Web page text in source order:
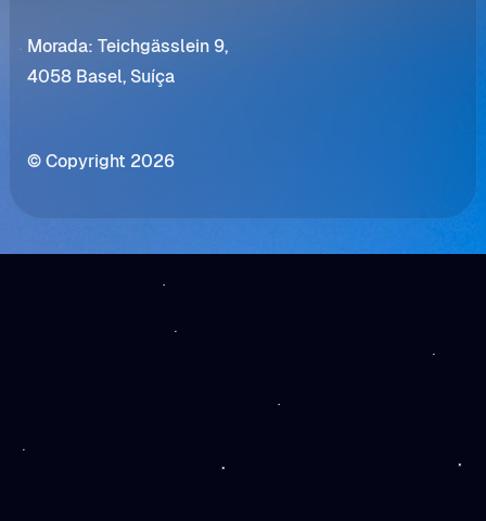
Morada: Teichgässlein 9,
4058 Basel, Suíça
© Copyright 2026